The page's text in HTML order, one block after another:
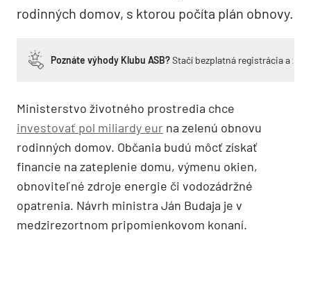
rodinných domov, s ktorou počíta plán obnovy.
Poznáte výhody Klubu ASB?Stačí bezplatná registrácia a
Ministerstvo životného prostredia chce
investovať pol miliardy eur na zelenú obnovu
rodinných domov. Občania budú môcť získať
financie na zateplenie domu, výmenu okien,
obnoviteľné zdroje energie či vodozádržné
opatrenia. Návrh ministra Ján Budaja je v
medzirezortnom pripomienkovom konaní.